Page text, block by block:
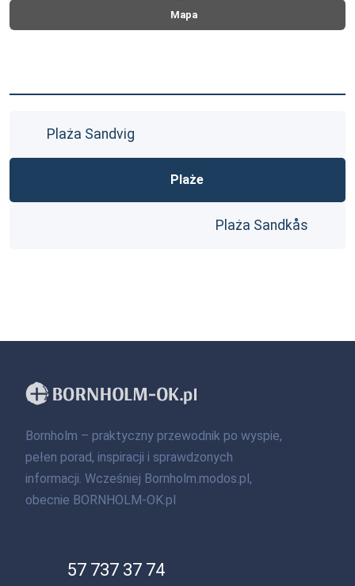
Mapa
Plaża Sandvig
Plaże
Plaża Sandkås
Bornholm – praktyczny przewodnik po wyspie,
pełen porad, inspiracji i sprawdzonych
informacji. Wcześniej Bornholm.modos.pl,
obecnie BORNHOLM-OK.pl
57 737 37 74